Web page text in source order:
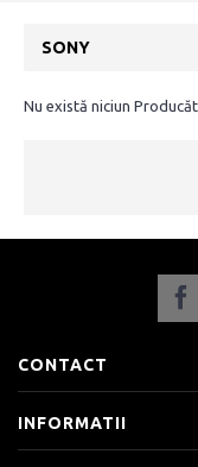
SONY
Nu există niciun
CONTACT
INFORMATII